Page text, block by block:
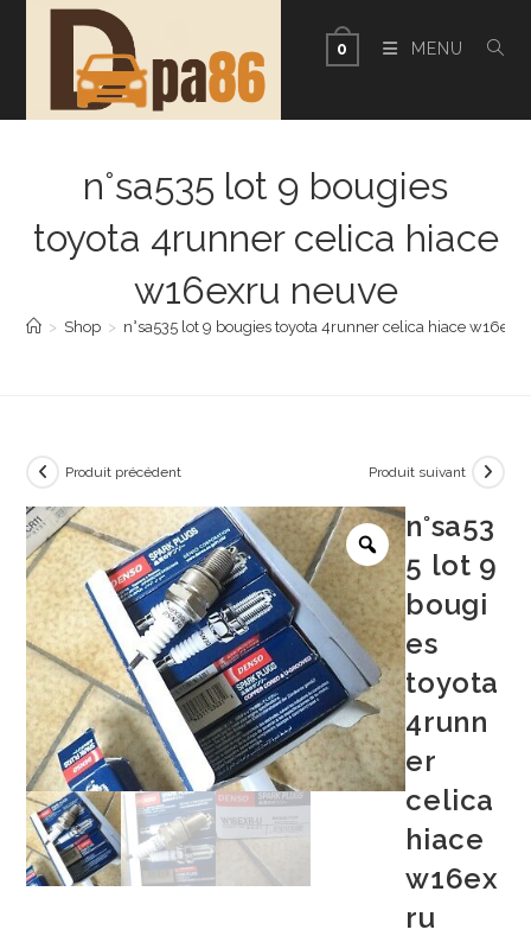
0 MENU
n°sa535 lot 9 bougies
toyota 4runner celica hiace
w16exru neuve
> Shop > n°sa535 lot 9 bougies toyota 4runner celica hiace
Produit précédent Produit suivant
n°sa53
5 lot 9
bougi
es
toyota
4runn
er
celica
hiace
w16ex
ru